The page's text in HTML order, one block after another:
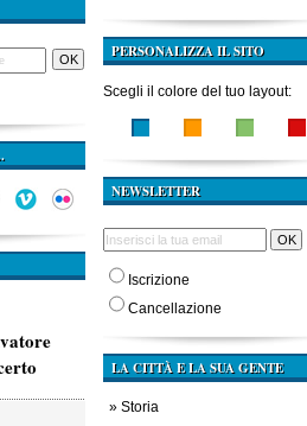
PERSONALIZZA IL SITO
Scegli il colore del tuo layout:
NEWSLETTER
Iscrizione
Cancellazione
LA CITTÀ E LA SUA GENTE
» Storia